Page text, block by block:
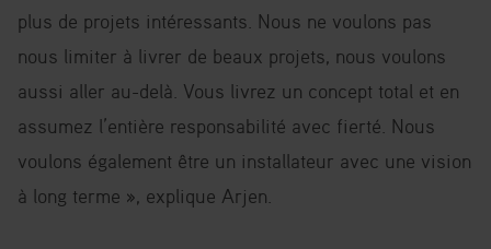
plus de projets intéressants. Nous ne voulons pas
nous limiter à livrer de beaux projets, nous voulons
aussi aller au-delà. Vous livrez un concept total et en
assumez l’entière responsabilité avec fierté. Nous
voulons également être un installateur avec une vision
à long terme », explique Arjen.